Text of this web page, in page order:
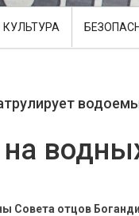
КУЛЬТУРА
Совета отцов